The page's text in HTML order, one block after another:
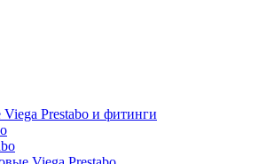
Prestabo и фитинги